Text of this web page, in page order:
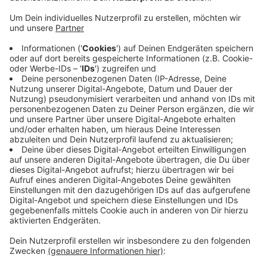
Anzeige
Als die Einsatzkräfte vor Ort ankamen, stand der
Bungalow demnach schon im Vollbrand. Die Feuerwehr
konnte eine schwerverletzte Person aus dem Haus
retten - sie verstarb noch am Einsatzort an ihren
schweren Verletzungen. Laut der Polizei handelt es
sich nach jetzigem Stand um den 97-jährigen
Bewohner des Hauses. Warum es gebrannt hat, ist
noch unklar. Während der Löscharbeiten waren
mehrere Straßen in Dülken gesperrt.
Anzeige